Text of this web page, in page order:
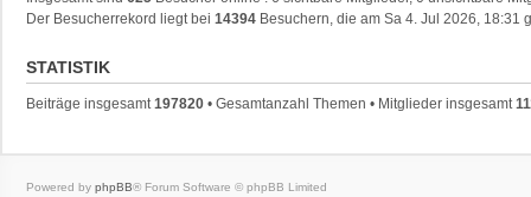
Der Besucherrekord liegt bei 14394 Besuchern, die am Sa 4. Jul 2026, 18:31
STATISTIK
Beiträge insgesamt197820 • Gesamtanzahl Themen • Mitglieder insgesamt
Powered by phpBB® Forum Software © phpBB Limited